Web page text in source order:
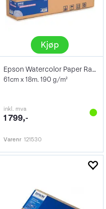
Kjøp
Epson Watercolor Paper Radiant White 24"
61cm x 18m. 190 g/m²
inkl. mva
1 799,-
Varenr 121530